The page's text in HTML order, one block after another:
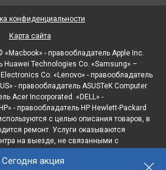
Сегодня акция
- правообладатель Apple Inc.
Huawei Technologies Co. «Samsung» –
Co. «Lenovo» - правообладатель
- правообладатель ASUSTeK Computer
Acer Incorporated. «DELL» -
- правообладатель HP Hewlett-Packard
с целью описания товаров, в
ремонт. Услуги оказываются
на выезде, не связанными с
товаров, которые уже были введены в
конфиденциальности
Карта сайта